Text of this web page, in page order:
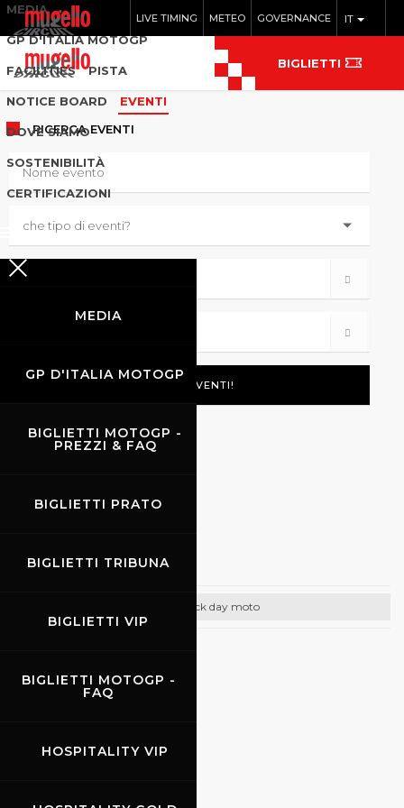
IT
LIVE TIMING METEO GOVERNANCE
MEDIA
GP D'ITALIA MOTOGP
FACILITIES PISTA
NOTICE BOARD EVENTI
DOVE SIAMO
SOSTENIBILITÀ
CERTIFICAZIONI
MEDIA
GP D'ITALIA MOTOGP
BIGLIETTI MOTOGP -
PREZZI & FAQ
BIGLIETTI PRATO
BIGLIETTI TRIBUNA
BIGLIETTI VIP
BIGLIETTI MOTOGP -
FAQ
HOSPITALITY VIP
BIGLIETTI
RICERCAEVENTI
Promo Racing
Track day moto
Email:info@promoracing.it
https://www.promoracing.it/it